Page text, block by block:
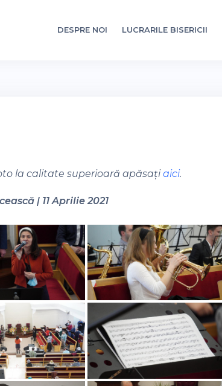
DESPRE NOI LUCRARILE BISERICII
la calitate superioară apăsațiaici.
| 11 Aprilie 2021